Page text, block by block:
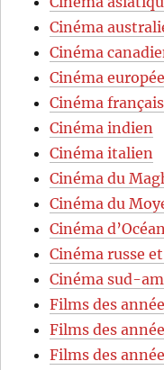
Cinéma
Cinéma
Cinéma
Cinéma français
Cinéma indien
Cinéma italien
Cinéma du
Cinéma du
Cinéma
Cinéma russe
Cinéma sud-
Films des
Films des
Films des